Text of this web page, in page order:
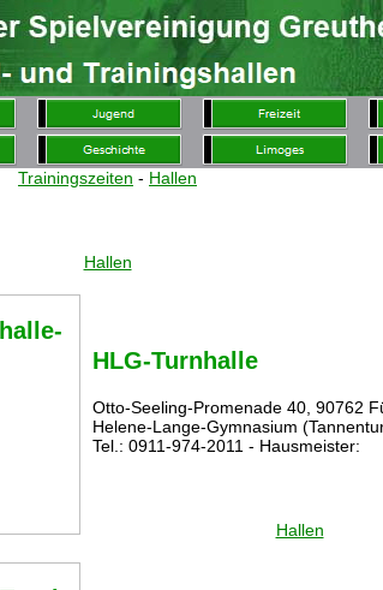
Trainingszeiten - Hallen
Hallen
HLG-Turnhalle
Otto-Seeling-Promenade 40, 90762
Helene-Lange-Gymnasium
Tel.: 0911-974-2011 - Hausmeister:
Hallen